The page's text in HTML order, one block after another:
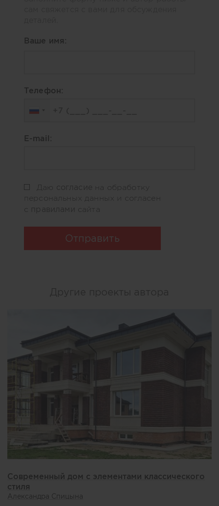
Ваше имя:
Телефон:
E-mail:
Даю
на обработку
персональных данных и согласен
с
сайта
Отправить
Современный дом с элементами классического
стиля
Александра Спицына